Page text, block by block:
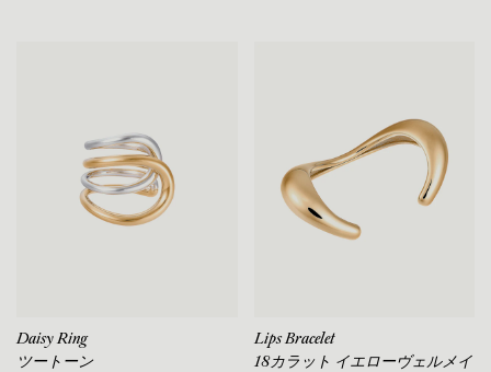
Daisy Ring
ツートーン
Lips Bracelet
18カラット イエローヴェルメイ